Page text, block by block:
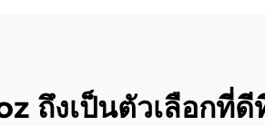
ถึงเป็นตัวเลือกที่